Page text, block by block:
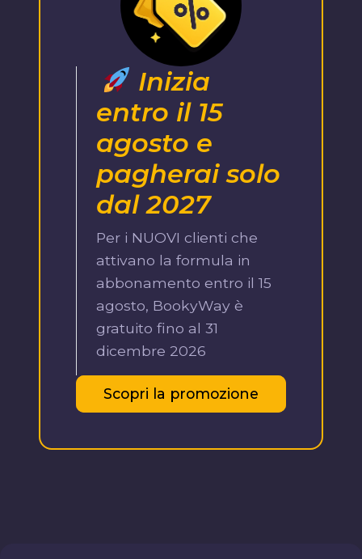
Inizia
entro il 15
agosto e
pagherai solo
dal 2027
Per i NUOVI clienti che
attivano la formula in
abbonamento entro il 15
agosto, BookyWay è
gratuito fino al 31
dicembre 2026
Scopri la promozione